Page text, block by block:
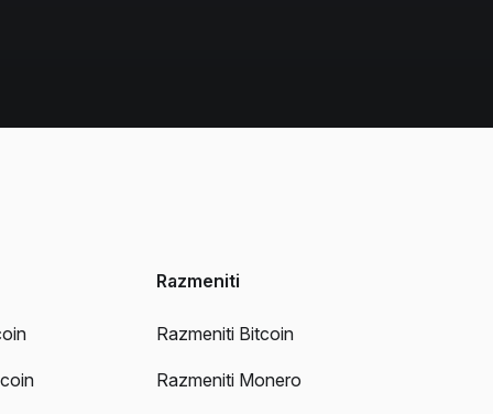
Razmeniti
Razmeniti Bitcoin
Razmeniti Monero